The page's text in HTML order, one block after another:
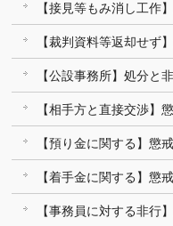
【接見等もみ消し工作
【裁判資料等返却せず
【公設事務所】処分と
【相手方と直接交渉】
【預り金に関する】懲
【着手金に関する】懲
【事務員に対する非行